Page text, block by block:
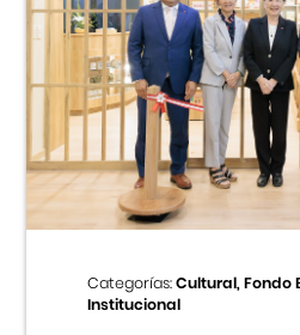
Categorías:Cultural, Fondo
Institucional